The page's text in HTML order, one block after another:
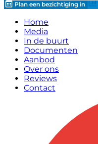
Plan een bezichtiging in
Home
Media
In de buurt
Documenten
Aanbod
Over ons
Reviews
Contact